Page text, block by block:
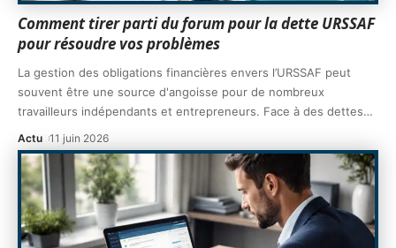
Comment tirer parti du forum pour la dette URSSAF
pour résoudre vos problèmes
La gestion des obligations financières envers l’URSSAF peut
souvent être une source d'angoisse pour de nombreux
travailleurs indépendants et entrepreneurs. Face à des dettes…
Actu 11 juin 2026